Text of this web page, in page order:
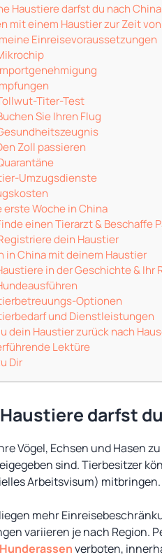
Haustiere darfst du nach
mit einem Haustier zur Zeit
Einreisevoraussetzungen
Titer-Test
Sie Ihren Flug
Zoll passieren
Umzugsdienste
erste Woche in China
einen Tierarzt & Beschaffe
dein Haustier
in China mit deinem Haustier
in der Geschichte & Ihr
Optionen
und Dienstleistungen
dein Haustier zurück nach
Lektüre
Dir
darfst
Vögel, Echsen und Hasen
sind. Tierbesitzer
Arbeitsvisum) mitbringen.
mehr
variieren je nach Region.
verboten,